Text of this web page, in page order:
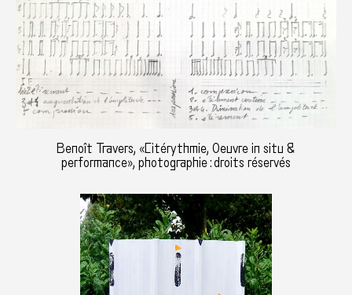
Benoît Travers, «Citérythmie, Oeuvre in situ &
performance», photographie : droits réservés